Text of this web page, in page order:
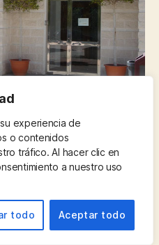
experiencia de
o contenidos
tráfico. Al hacer clic en
a nuestro uso
todo Aceptar todo
artículo, deseo
ponderen y
siglo, de muchos
Cantabria de
ser